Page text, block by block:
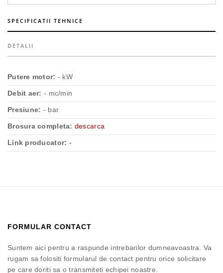
SPECIFICATII TEHNICE
DETALII
Putere motor: - kW
Debit aer: - mc/min
Presiune: - bar
Brosura completa: descarca
Link producator: -
FORMULAR CONTACT
Suntem aici pentru a raspunde intrebarilor dumneavoastra. Va
rugam sa folositi formularul de contact pentru orice solicitare
pe care doriti sa o transmiteti echipei noastre.